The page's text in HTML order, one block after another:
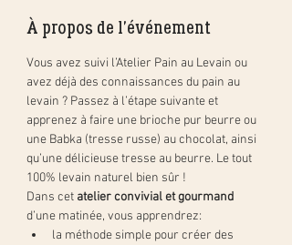
À propos de l'événement
Vous avez suivi l’Atelier Pain au Levain ou
avez déjà des connaissances du pain au
levain ? Passez à l’étape suivante et
apprenez à faire une brioche pur beurre ou
une Babka (tresse russe) au chocolat, ainsi
qu’une délicieuse tresse au beurre. Le tout
100% levain naturel bien sûr !
Dans cet atelier convivial et gourmand
d’une matinée, vous apprendrez:
la méthode simple pour créer des